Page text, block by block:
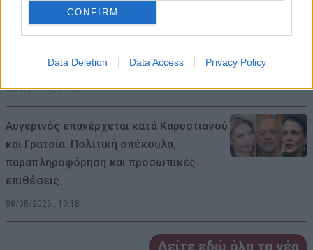
CONFIRM
Data Deletion Data Access Privacy Policy
ΣΥΦΩΕΛ: Χάθηκαν 153,74 εκατ. € για τις
μικρές επιχειρήσεις
08/08/2026 , 10:38
Αυγερινός επανέρχεται κατά Καρυστιανού
και Γρατσία: Πολιτική σπέκουλα,
παραπληροφόρηση και προσωπικές
επιθέσεις
08/08/2026 , 10:18
Δείτε εδώ όλα τα νέα